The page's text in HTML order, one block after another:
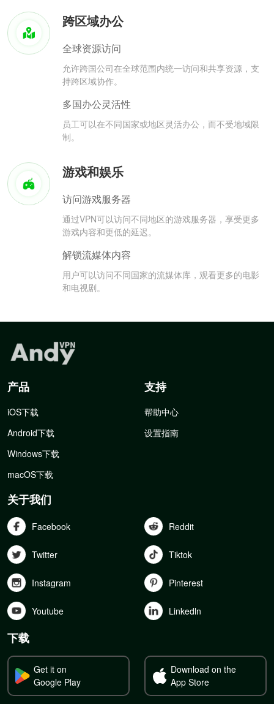
跨区域办公
全球资源访问
允许跨国公司在全球范围内统一访问和共享资源，支
持跨区域协作。
多国办公灵活性
员工可以在不同国家或地区灵活办公，而不受地域限
制。
游戏和娱乐
访问游戏服务器
通过VPN可以访问不同地区的游戏服务器，享受更多
游戏内容和更低的延迟。
解锁流媒体内容
用户可以访问不同国家的流媒体库，观看更多的电影
和电视剧。
产品
iOS下载
Android下载
Windows下载
macOS下载
支持
帮助中心
设置指南
关于我们
Facebook Reddit
Twitter Tiktok
Instagram Pinterest
Youtube Linkedln
下载
Get it on
Google Play
Download on the
App Store